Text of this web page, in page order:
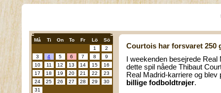
Må Ti On To Fr Lö
Sö
1
2
3
4 5 6 7 8
9
10
11 12 13 14 15
16
17
18 19 20 21 22
23
24
25 26 27 28 29
30
31
Courtois har forsvaret 250
I weekenden besejrede
dette spil nåede Thibaut
Real Madrid-karriere og
billige fodboldtrøjer.